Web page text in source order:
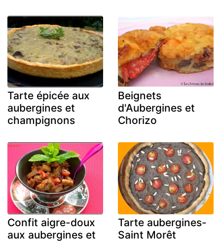
Tarte épicée aux
aubergines et
champignons
Beignets
d'Aubergines et
Chorizo
Confit aigre-doux
aux aubergines et
Tarte aubergines-
Saint Morêt